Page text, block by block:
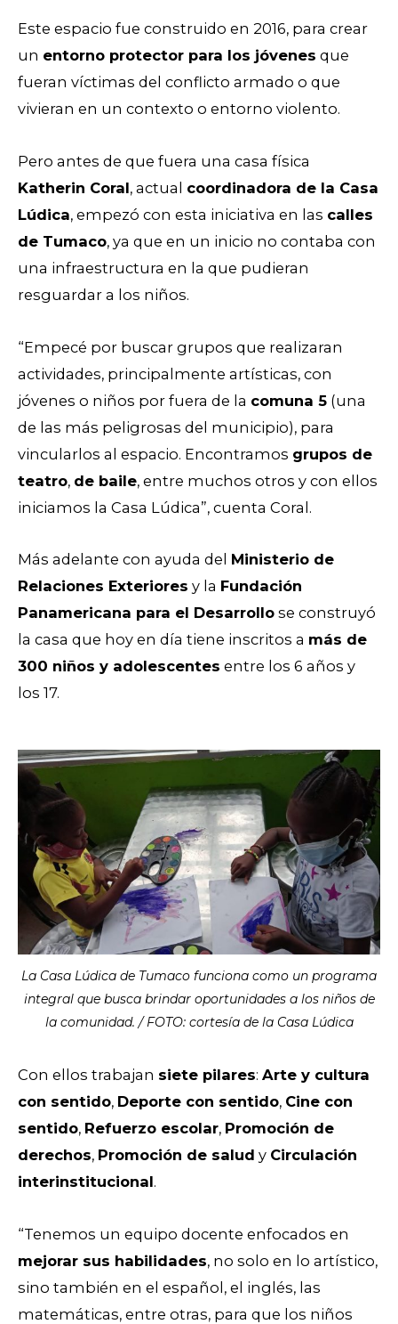
Este espacio fue construido en 2016, para crear
un entorno protector para los jóvenes que
fueran víctimas del conflicto armado o que
vivieran en un contexto o entorno violento.
Pero antes de que fuera una casa física
Katherin Coral, actual coordinadora de la Casa
Lúdica, empezó con esta iniciativa en las calles
de Tumaco, ya que en un inicio no contaba con
una infraestructura en la que pudieran
resguardar a los niños.
“Empecé por buscar grupos que realizaran
actividades, principalmente artísticas, con
jóvenes o niños por fuera de la comuna 5 (una
de las más peligrosas del municipio), para
vincularlos al espacio. Encontramos grupos de
teatro, de baile, entre muchos otros y con ellos
iniciamos la Casa Lúdica”, cuenta Coral.
Más adelante con ayuda del Ministerio de
Relaciones Exteriores y la Fundación
Panamericana para el Desarrollo se construyó
la casa que hoy en día tiene inscritos a más de
300 niños y adolescentes entre los 6 años y
los 17.
La Casa Lúdica de Tumaco funciona como un programa
integral que busca brindar oportunidades a los niños de
la comunidad. / FOTO: cortesía de la Casa Lúdica
Con ellos trabajan siete pilares: Arte y cultura
con sentido, Deporte con sentido, Cine con
sentido, Refuerzo escolar, Promoción de
derechos, Promoción de salud y Circulación
interinstitucional.
“Tenemos un equipo docente enfocados en
mejorar sus habilidades, no solo en lo artístico,
sino también en el español, el inglés, las
matemáticas, entre otras, para que los niños